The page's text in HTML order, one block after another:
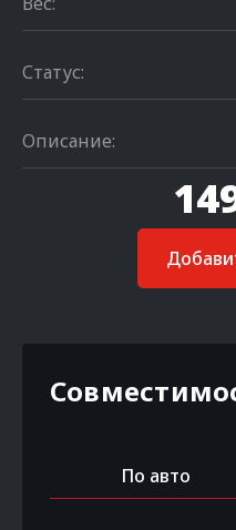
Статус:
Описание:
По авто